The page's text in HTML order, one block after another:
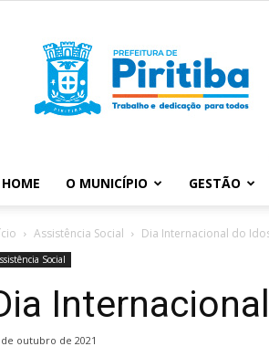
HOME O MUNICÍPIO GESTÃO
Assistência Social Dia Internacional do
Social
de outubro de 2021